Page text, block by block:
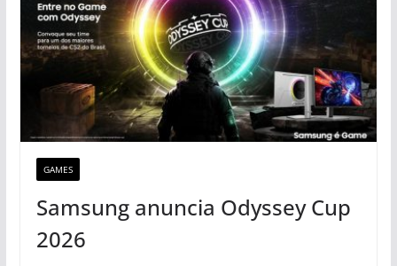
GAMES
Samsung anuncia Odyssey Cup
2026